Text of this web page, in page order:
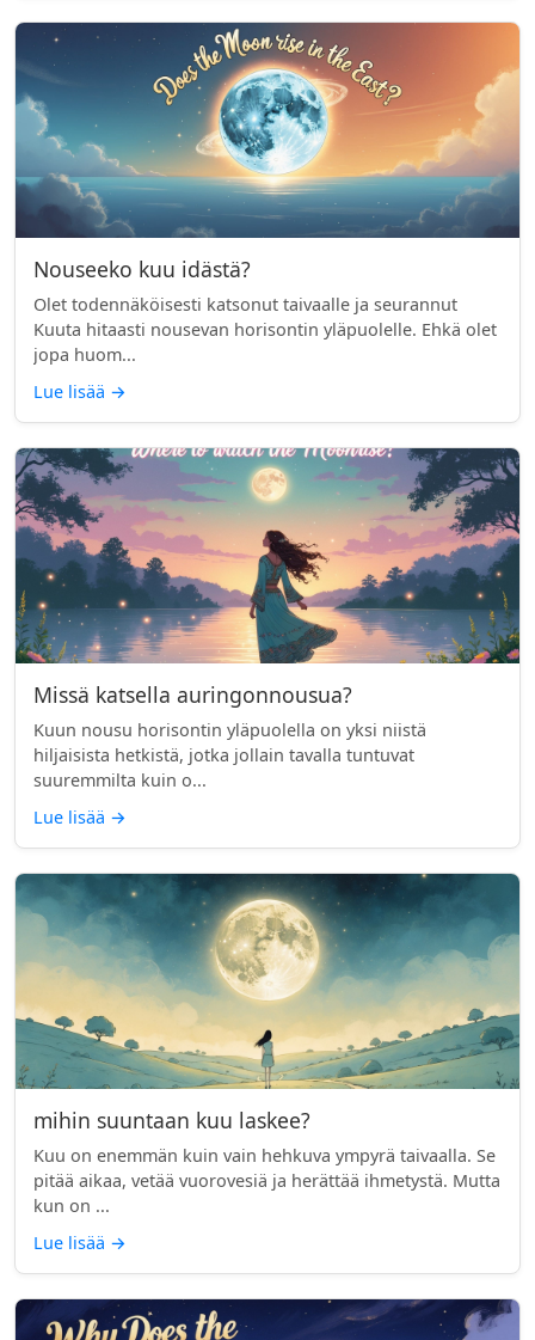
Nouseeko kuu idästä?
Olet todennäköisesti katsonut taivaalle ja seurannut
Kuuta hitaasti nousevan horisontin yläpuolelle. Ehkä olet
jopa huom...
Lue lisää →
Missä katsella auringonnousua?
Kuun nousu horisontin yläpuolella on yksi niistä
hiljaisista hetkistä, jotka jollain tavalla tuntuvat
suuremmilta kuin o...
Lue lisää →
mihin suuntaan kuu laskee?
Kuu on enemmän kuin vain hehkuva ympyrä taivaalla. Se
pitää aikaa, vetää vuorovesiä ja herättää ihmetystä. Mutta
kun on ...
Lue lisää →